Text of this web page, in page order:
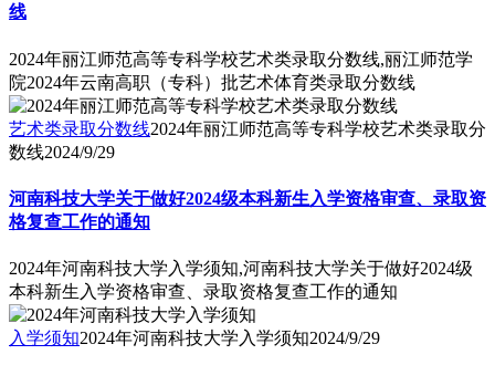
线
2024年丽江师范高等专科学校艺术类录取分数线,丽江师范学
院2024年云南高职（专科）批艺术体育类录取分数线
艺术类录取分数线2024年丽江师范高等专科学校艺术类录取分
数线2024/9/29
河南科技大学关于做好2024级本科新生入学资格审查、录取资
格复查工作的通知
2024年河南科技大学入学须知,河南科技大学关于做好2024级
本科新生入学资格审查、录取资格复查工作的通知
入学须知2024年河南科技大学入学须知2024/9/29